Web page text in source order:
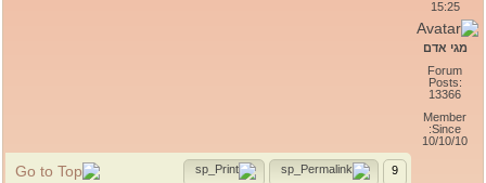
15:25
מגי אדם
Forum
Posts:
13366
Member
Since:
10/10/10
9